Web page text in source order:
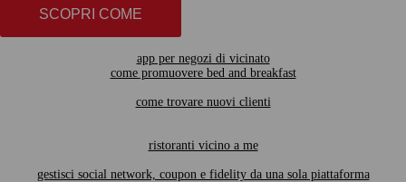
SCOPRI COME
app per negozi di vicinato
come promuovere bed and breakfast
come trovare nuovi clienti
ristoranti vicino a me
gestisci social network, coupon e fidelity da una sola piattaforma